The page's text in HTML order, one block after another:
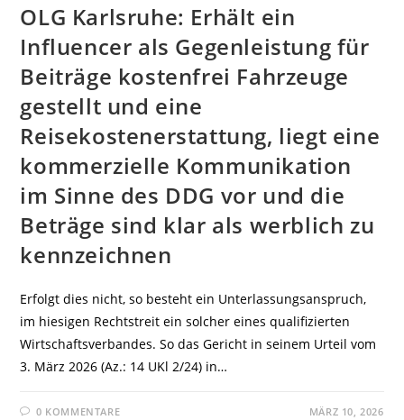
OLG Karlsruhe: Erhält ein
Influencer als Gegenleistung für
Beiträge kostenfrei Fahrzeuge
gestellt und eine
Reisekostenerstattung, liegt eine
kommerzielle Kommunikation
im Sinne des DDG vor und die
Beträge sind klar als werblich zu
kennzeichnen
Erfolgt dies nicht, so besteht ein Unterlassungsanspruch,
im hiesigen Rechtstreit ein solcher eines qualifizierten
Wirtschaftsverbandes. So das Gericht in seinem Urteil vom
3. März 2026 (Az.: 14 UKl 2/24) in…
0 KOMMENTARE MÄRZ 10, 2026